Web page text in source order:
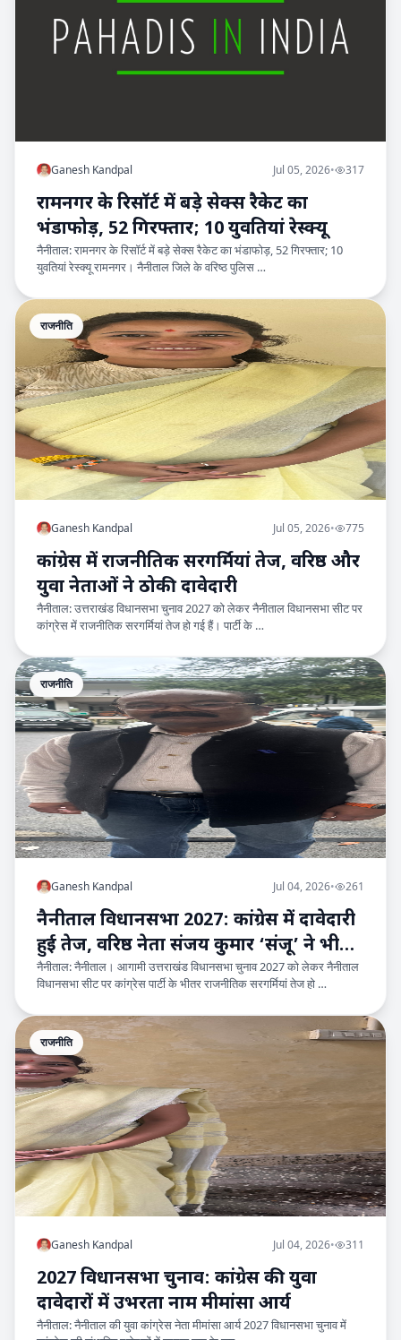
Ganesh Kandpal Jul 05, 2026• 317
रामनगर के रिसॉर्ट में बड़े सेक्स रैकेट का
भंडाफोड़, 52 गिरफ्तार; 10 युवतियां रेस्क्यू
नैनीताल: रामनगर के रिसॉर्ट में बड़े सेक्स रैकेट का भंडाफोड़, 52 गिरफ्तार; 10
युवतियां रेस्क्यू रामनगर। नैनीताल जिले के वरिष्ठ पुलिस …
राजनीति
Ganesh Kandpal Jul 05, 2026• 775
कांग्रेस में राजनीतिक सरगर्मियां तेज, वरिष्ठ और
युवा नेताओं ने ठोकी दावेदारी
नैनीताल: उत्तराखंड विधानसभा चुनाव 2027 को लेकर नैनीताल विधानसभा सीट पर
कांग्रेस में राजनीतिक सरगर्मियां तेज हो गई हैं। पार्टी के …
राजनीति
Ganesh Kandpal Jul 04, 2026• 261
नैनीताल विधानसभा 2027: कांग्रेस में दावेदारी
हुई तेज, वरिष्ठ नेता संजय कुमार ‘संजू’ ने भी
ठोकी ताल
नैनीताल: नैनीताल। आगामी उत्तराखंड विधानसभा चुनाव 2027 को लेकर नैनीताल
विधानसभा सीट पर कांग्रेस पार्टी के भीतर राजनीतिक सरगर्मियां तेज हो …
राजनीति
Ganesh Kandpal Jul 04, 2026• 311
2027 विधानसभा चुनाव: कांग्रेस की युवा
दावेदारों में उभरता नाम मीमांसा आर्य
नैनीताल: नैनीताल की युवा कांग्रेस नेता मीमांसा आर्य 2027 विधानसभा चुनाव में